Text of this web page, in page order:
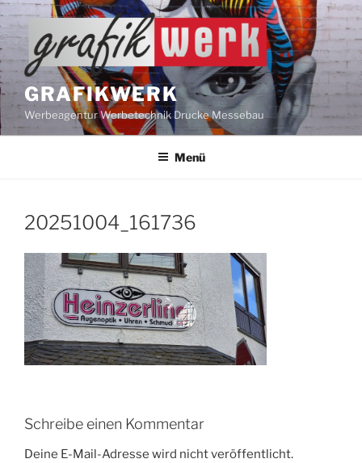
Zum
Inhalt
springen
GRAFIKWERK
Werbeagentur Werbetechnik Drucke Messebau
Menü
20251004_161736
Schreibe einen Kommentar
Deine E-Mail-Adresse wird nicht veröffentlicht.